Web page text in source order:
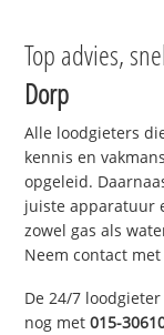
Top advies,
Dorp
Alle loodgieters
kennis en
opgeleid.
juiste apparatuur
zowel gas als
Neem contact
De 24/7
nog met015-